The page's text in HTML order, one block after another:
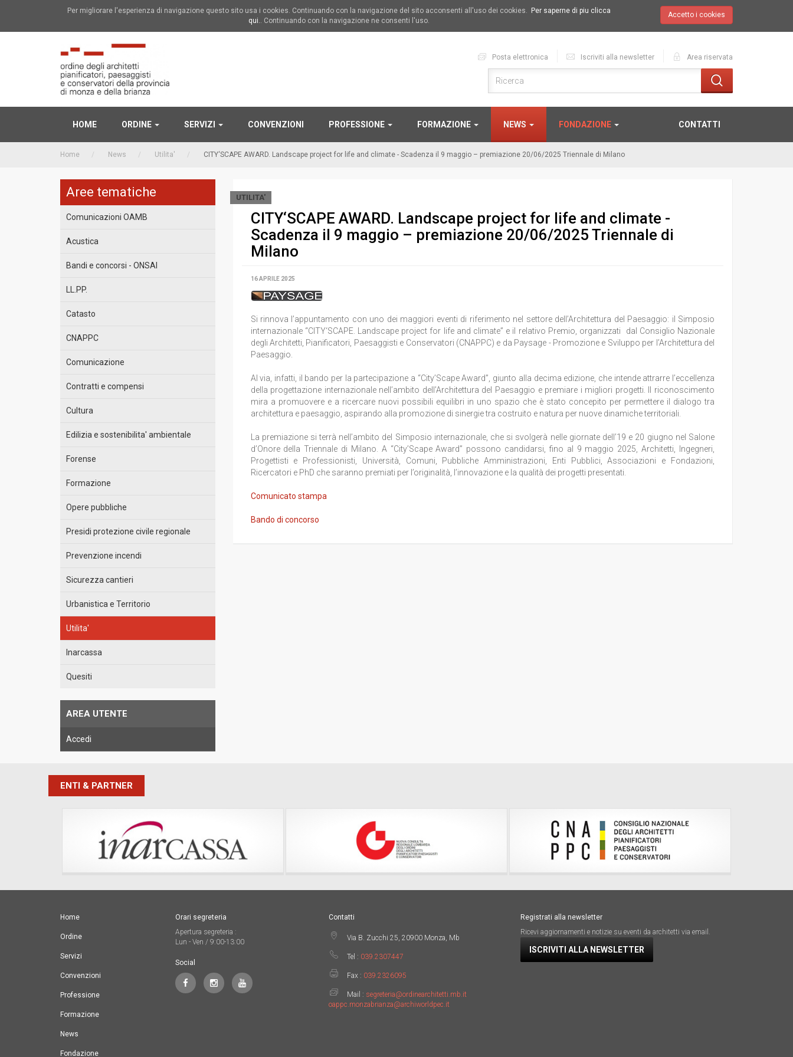
Per migliorare l'esperienza di navigazione questo sito usa i cookies. Continuando con la navigazione del sito acconsenti all'uso dei cookies.
Per saperne di piu clicca
qui.. Continuando con la navigazione ne consenti l'uso.
Accetto i cookies
Posta elettronica Iscriviti alla newsletter Area riservata
HOME ORDINE SERVIZI CONVENZIONI PROFESSIONE FORMAZIONE NEWS FONDAZIONE CONTATTI
Home News Utilita' CITY‘SCAPE AWARD. Landscape project for life and climate - Scadenza il 9 maggio – premiazione 20/06/2025 Triennale di Milano
Aree tematiche
Comunicazioni OAMB
Acustica
Bandi e concorsi - ONSAI
LL.PP.
Catasto
CNAPPC
Comunicazione
Contratti e compensi
Cultura
Edilizia e sostenibilita' ambientale
Forense
Formazione
Opere pubbliche
Presidi protezione civile regionale
Prevenzione incendi
Sicurezza cantieri
Urbanistica e Territorio
Utilita'
Inarcassa
Quesiti
AREA UTENTE
Accedi
UTILITA'
CITY‘SCAPE AWARD. Landscape project for life and climate -
Scadenza il 9 maggio – premiazione 20/06/2025 Triennale di
Milano
16 APRILE 2025
Si rinnova l’appuntamento con uno dei maggiori eventi di riferimento nel settore dell’Architettura del Paesaggio: il Simposio
internazionale “CITY‘SCAPE. Landscape project for life and climate” e il relativo Premio, organizzati dal Consiglio Nazionale
degli Architetti, Pianificatori, Paesaggisti e Conservatori (CNAPPC) e da Paysage - Promozione e Sviluppo per l’Architettura del
Paesaggio.
Al via, infatti, il bando per la partecipazione a “City’Scape Award”, giunto alla decima edizione, che intende attrarre l’eccellenza
della progettazione internazionale nell’ambito dell’Architettura del Paesaggio e premiare i migliori progetti. Il riconoscimento
mira a promuovere e a ricercare nuovi possibili equilibri in uno spazio che è stato concepito per permettere il dialogo tra
architettura e paesaggio, aspirando alla promozione di sinergie tra costruito e natura per nuove dinamiche territoriali.
La premiazione si terrà nell’ambito del Simposio internazionale, che si svolgerà nelle giornate dell’19 e 20 giugno nel Salone
d’Onore della Triennale di Milano. A “City’Scape Award” possono candidarsi, fino al 9 maggio 2025, Architetti, Ingegneri,
Progettisti e Professionisti, Università, Comuni, Pubbliche Amministrazioni, Enti Pubblici, Associazioni e Fondazioni,
Ricercatori e PhD che saranno premiati per l’originalità, l’innovazione e la qualità dei progetti presentati.
Comunicato stampa
Bando di concorso
ENTI & PARTNER
Home
Ordine
Servizi
Convenzioni
Professione
Formazione
News
Fondazione
Orari segreteria
Apertura segreteria :
Lun - Ven / 9:00-13:00
Social
Contatti
Via B. Zucchi 25, 20900 Monza, Mb
Tel : 039.2307447
Fax : 039.2326095
Mail : segreteria@ordinearchitetti.mb.it
oappc.monzabrianza@archiworldpec.it
Registrati alla newsletter
Ricevi aggiornamenti e notizie su eventi da architetti via email.
ISCRIVITI ALLA NEWSLETTER